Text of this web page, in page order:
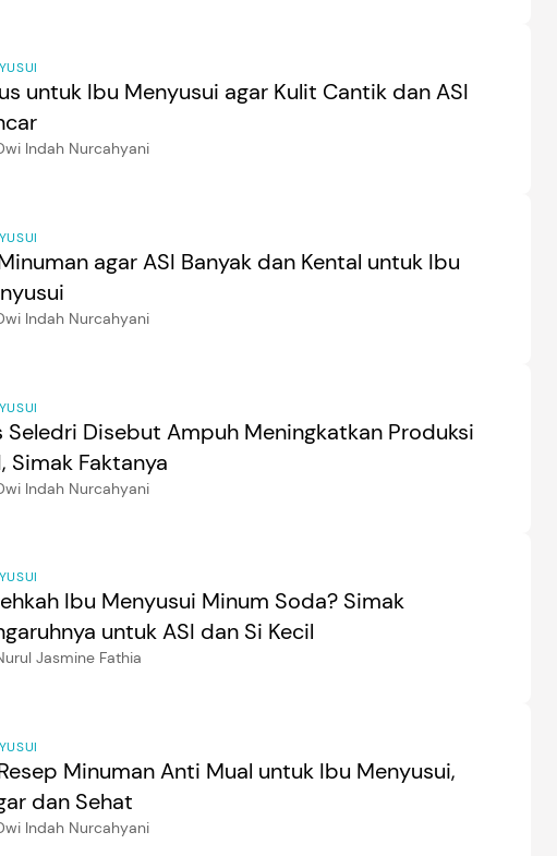
untuk Ibu Menyusui agar Kulit Cantik dan ASI
Indah Nurcahyani
agar ASI Banyak dan Kental untuk Ibu
Indah Nurcahyani
Seledri Disebut Ampuh Meningkatkan Produksi
Simak Faktanya
Indah Nurcahyani
Ibu Menyusui Minum Soda? Simak
untuk ASI dan Si Kecil
Jasmine Fathia
Minuman Anti Mual untuk Ibu Menyusui,
dan Sehat
Indah Nurcahyani